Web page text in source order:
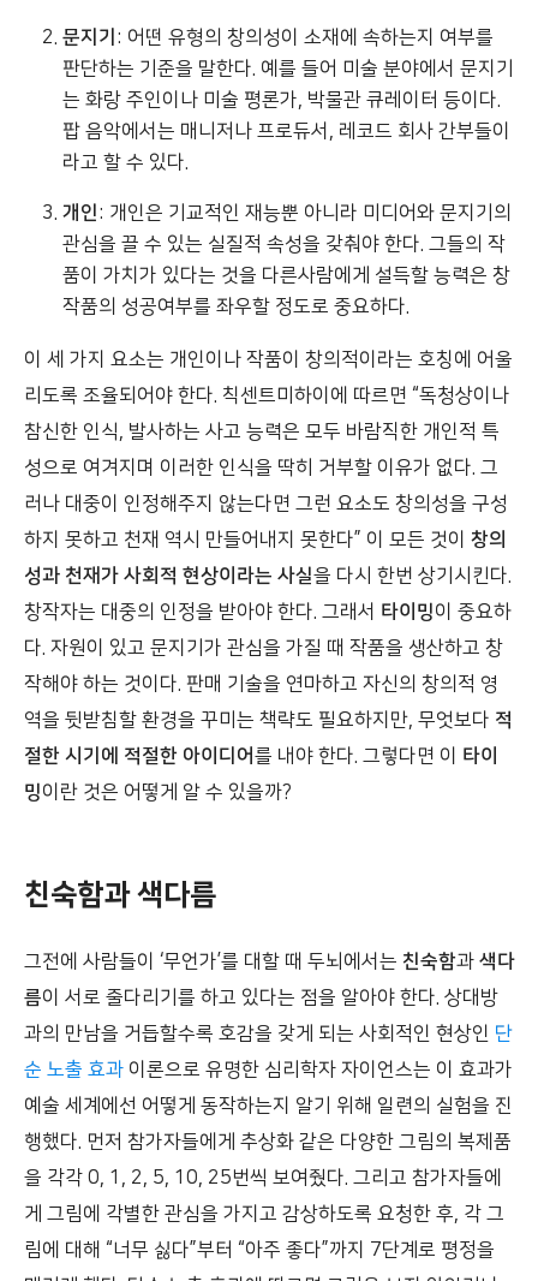
문지기 : 어떤 유형의 창의성이 소재에 속하는지 여부를
판단하는 기준을 말한다. 예를 들어 미술 분야에서 문지기
는 화랑 주인이나 미술 평론가, 박물관 큐레이터 등이다.
팝 음악에서는 매니저나 프로듀서, 레코드 회사 간부들이
라고 할 수 있다.
개인: 개인은 기교적인 재능뿐 아니라 미디어와 문지기의
관심을 끌 수 있는 실질적 속성을 갖춰야 한다. 그들의 작
품이 가치가 있다는 것을 다른사람에게 설득할 능력은 창
작품의 성공여부를 좌우할 정도로 중요하다.
이 세 가지 요소는 개인이나 작품이 창의적이라는 호칭에 어울
리도록 조율되어야 한다. 칙센트미하이에 따르면 “독청상이나
참신한 인식, 발사하는 사고 능력은 모두 바람직한 개인적 특
성으로 여겨지며 이러한 인식을 딱히 거부할 이유가 없다. 그
러나 대중이 인정해주지 않는다면 그런 요소도 창의성을 구성
하지 못하고 천재 역시 만들어내지 못한다” 이 모든 것이 창의
성과 천재가 사회적 현상이라는 사실을 다시 한번 상기시킨다.
창작자는 대중의 인정을 받아야 한다. 그래서 타이밍이 중요하
다. 자원이 있고 문지기가 관심을 가질 때 작품을 생산하고 창
작해야 하는 것이다. 판매 기술을 연마하고 자신의 창의적 영
역을 뒷받침할 환경을 꾸미는 책략도 필요하지만, 무엇보다 적
절한 시기에 적절한 아이디어를 내야 한다. 그렇다면 이 타이
밍이란 것은 어떻게 알 수 있을까?
친숙함과 색다름
그전에 사람들이 ‘무언가’를 대할 때 두뇌에서는 친숙함과 색다
름이 서로 줄다리기를 하고 있다는 점을 알아야 한다. 상대방
과의 만남을 거듭할수록 호감을 갖게 되는 사회적인 현상인 단
순 노출 효과이론으로 유명한 심리학자 자이언스는 이 효과가
예술 세계에선 어떻게 동작하는지 알기 위해 일련의 실험을 진
행했다. 먼저 참가자들에게 추상화 같은 다양한 그림의 복제품
을 각각 0, 1, 2, 5, 10, 25번씩 보여줬다. 그리고 참가자들에
게 그림에 각별한 관심을 가지고 감상하도록 요청한 후, 각 그
림에 대해 “너무 싫다”부터 “아주 좋다”까지 7단계로 평정을